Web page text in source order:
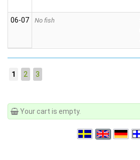
06‑07 No fish
1 2 3
Your cart is empty.